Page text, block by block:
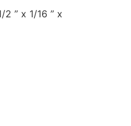
” x 1/16 ” x